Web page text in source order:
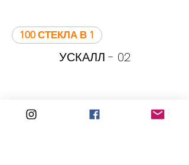
100 СТЕКЛА В 1
УСКАЛЛ - 02